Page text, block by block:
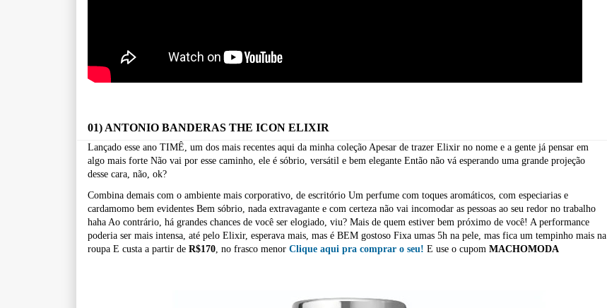
01) ANTONIO BANDERAS THE ICON ELIXIR
Lançado esse ano TIMÊ, um dos mais recentes aqui da minha coleção Apesar de trazer Elixir no nome e a gente já pensar em
algo mais forte Não vai por esse caminho, ele é sóbrio, versátil e bem elegante Então não vá esperando uma grande projeção
desse cara, não, ok?
Combina demais com o ambiente mais corporativo, de escritório Um perfume com toques aromáticos, com especiarias e
cardamomo bem evidentes Bem sóbrio, nada extravagante e com certeza não vai incomodar as pessoas ao seu redor no trabalho
haha Ao contrário, há grandes chances de você ser elogiado, viu? Mais de quem estiver bem próximo de você! A performance
poderia ser mais intensa, até pelo Elixir, esperava mais, mas é BEM gostoso Fixa umas 5h na pele, mas fica um tempinho mais na
roupa E custa a partir de R$170 , no frasco menor Clique aqui pra comprar o seu! E use o cupom MACHOMODA